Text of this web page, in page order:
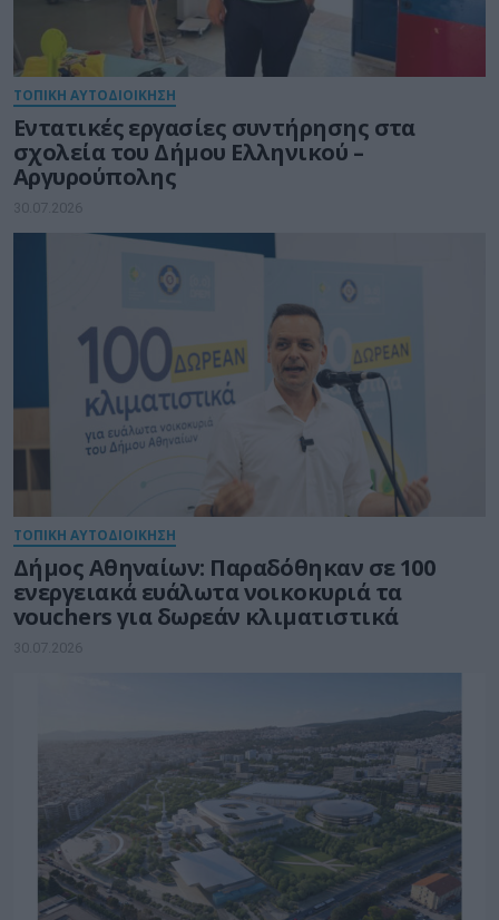
ΤΟΠΙΚΗ ΑΥΤΟΔΙΟΙΚΗΣΗ
Εντατικές εργασίες συντήρησης στα
σχολεία του Δήμου Ελληνικού –
Αργυρούπολης
30.07.2026
ΤΟΠΙΚΗ ΑΥΤΟΔΙΟΙΚΗΣΗ
Δήμος Αθηναίων: Παραδόθηκαν σε 100
ενεργειακά ευάλωτα νοικοκυριά τα
vouchers για δωρεάν κλιματιστικά
30.07.2026